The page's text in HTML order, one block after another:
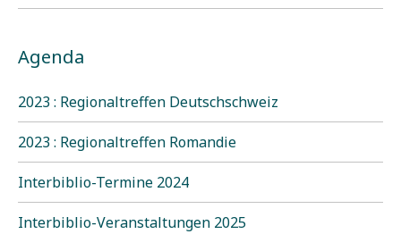
Agenda
2023 : Regionaltreffen Deutschschweiz
2023 : Regionaltreffen Romandie
Interbiblio-Termine 2024
Interbiblio-Veranstaltungen 2025